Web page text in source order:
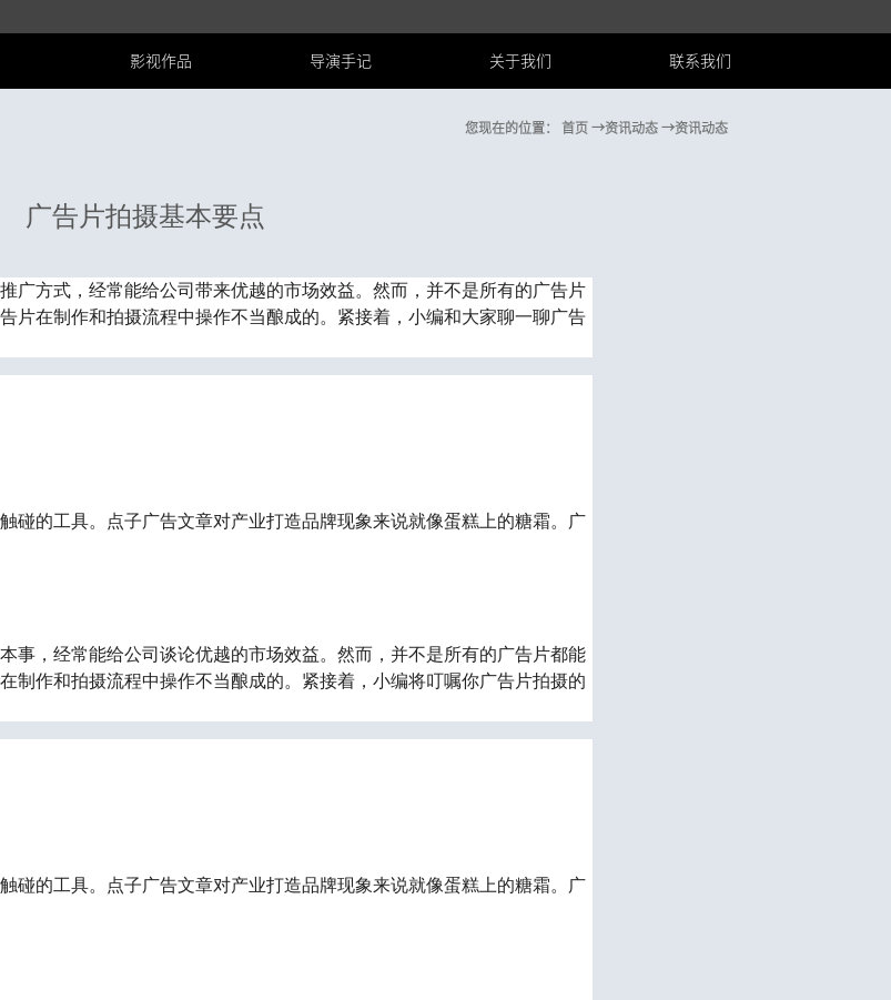
联系我们
关于我们
导演手记
影视作品
您现在的位置： 首页 →资讯动态 →资讯动态
广告片拍摄基本要点
广方式，经常能给公司带来优越的市场效益。然而，并不是所有的广告片
片在制作和拍摄流程中操作不当酿成的。紧接着，小编和大家聊一聊广告
碰的工具。点子广告文章对产业打造品牌现象来说就像蛋糕上的糖霜。广
事，经常能给公司谈论优越的市场效益。然而，并不是所有的广告片都能
制作和拍摄流程中操作不当酿成的。紧接着，小编将叮嘱你广告片拍摄的
碰的工具。点子广告文章对产业打造品牌现象来说就像蛋糕上的糖霜。广